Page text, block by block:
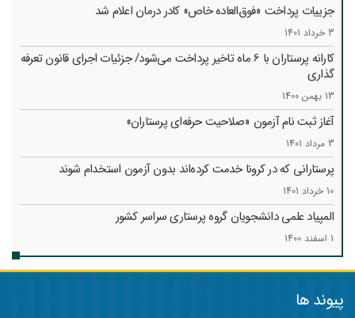
جزییات پرداخت «فوق‌العاده خاص» کادر درمان اعلام شد
3 خرداد 1401
کارانه‌ پرستاران با 6 ماه تاخیر پرداخت می‌شود/ جزئیات اجرای قانون تعرفه
گذاری
13 بهمن 1400
آغاز ثبت نام آزمون «صلاحیت حرفه‌ای پرستاران»
3 مرداد 1401
پرستارانی که در کرونا خدمت کرد‌ه‌اند بدون آزمون استخدام شوند
10 خرداد 1401
المپیاد علمی دانشجویان گروه پرستاری سراسر کشور
1 اسفند 1400
پیوند ها